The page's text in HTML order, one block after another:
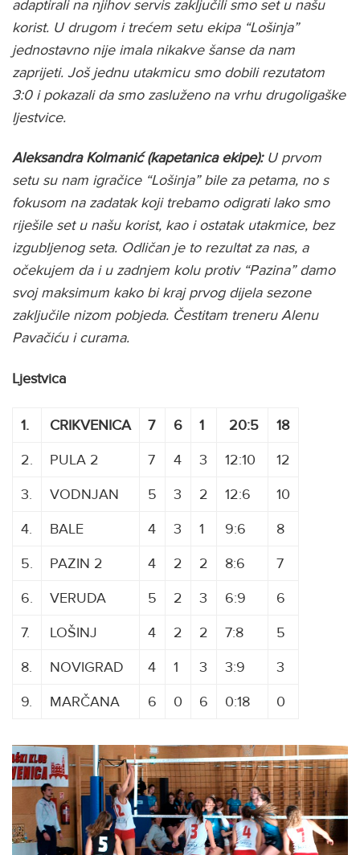
adaptirali na njihov servis zaključili smo set u našu
korist. U drugom i trećem setu ekipa “Lošinja”
jednostavno nije imala nikakve šanse da nam
zaprijeti. Još jednu utakmicu smo dobili rezutatom
3:0 i pokazali da smo zasluženo na vrhu drugoligaške
ljestvice.
Aleksandra Kolmanić (kapetanica ekipe): U prvom
setu su nam igračice “Lošinja” bile za petama, no s
fokusom na zadatak koji trebamo odigrati lako smo
riješile set u našu korist, kao i ostatak utakmice, bez
izgubljenog seta. Odličan je to rezultat za nas, a
očekujem da i u zadnjem kolu protiv “Pazina” damo
svoj maksimum kako bi kraj prvog dijela sezone
zaključile nizom pobjeda. Čestitam treneru Alenu
Pavačiću i curama.
Ljestvica
1. CRIKVENICA 7 6 1 20:5
18
2.
PULA 2 7 4 3 12:10
12
3.
VODNJAN 5 3 2 12:6
10
4.
BALE 4 3 1 9:6
8
5.
PAZIN 2 4 2 2 8:6
7
6.
VERUDA 5 2 3 6:9
6
7.
LOŠINJ 4 2 2 7:8
5
8.
NOVIGRAD 4 1 3 3:9
3
9.
MARČANA 6 0 6 0:18 0